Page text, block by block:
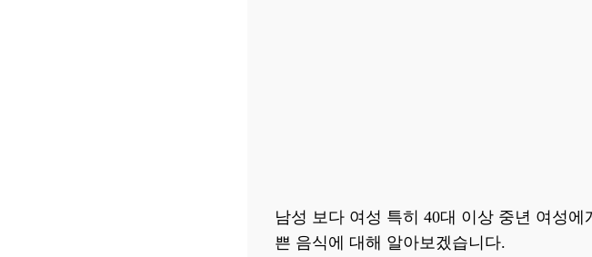
남성 보다 여성 특히 40대 이상 중년 여성
쁜 음식에 대해 알아보겠습니다.